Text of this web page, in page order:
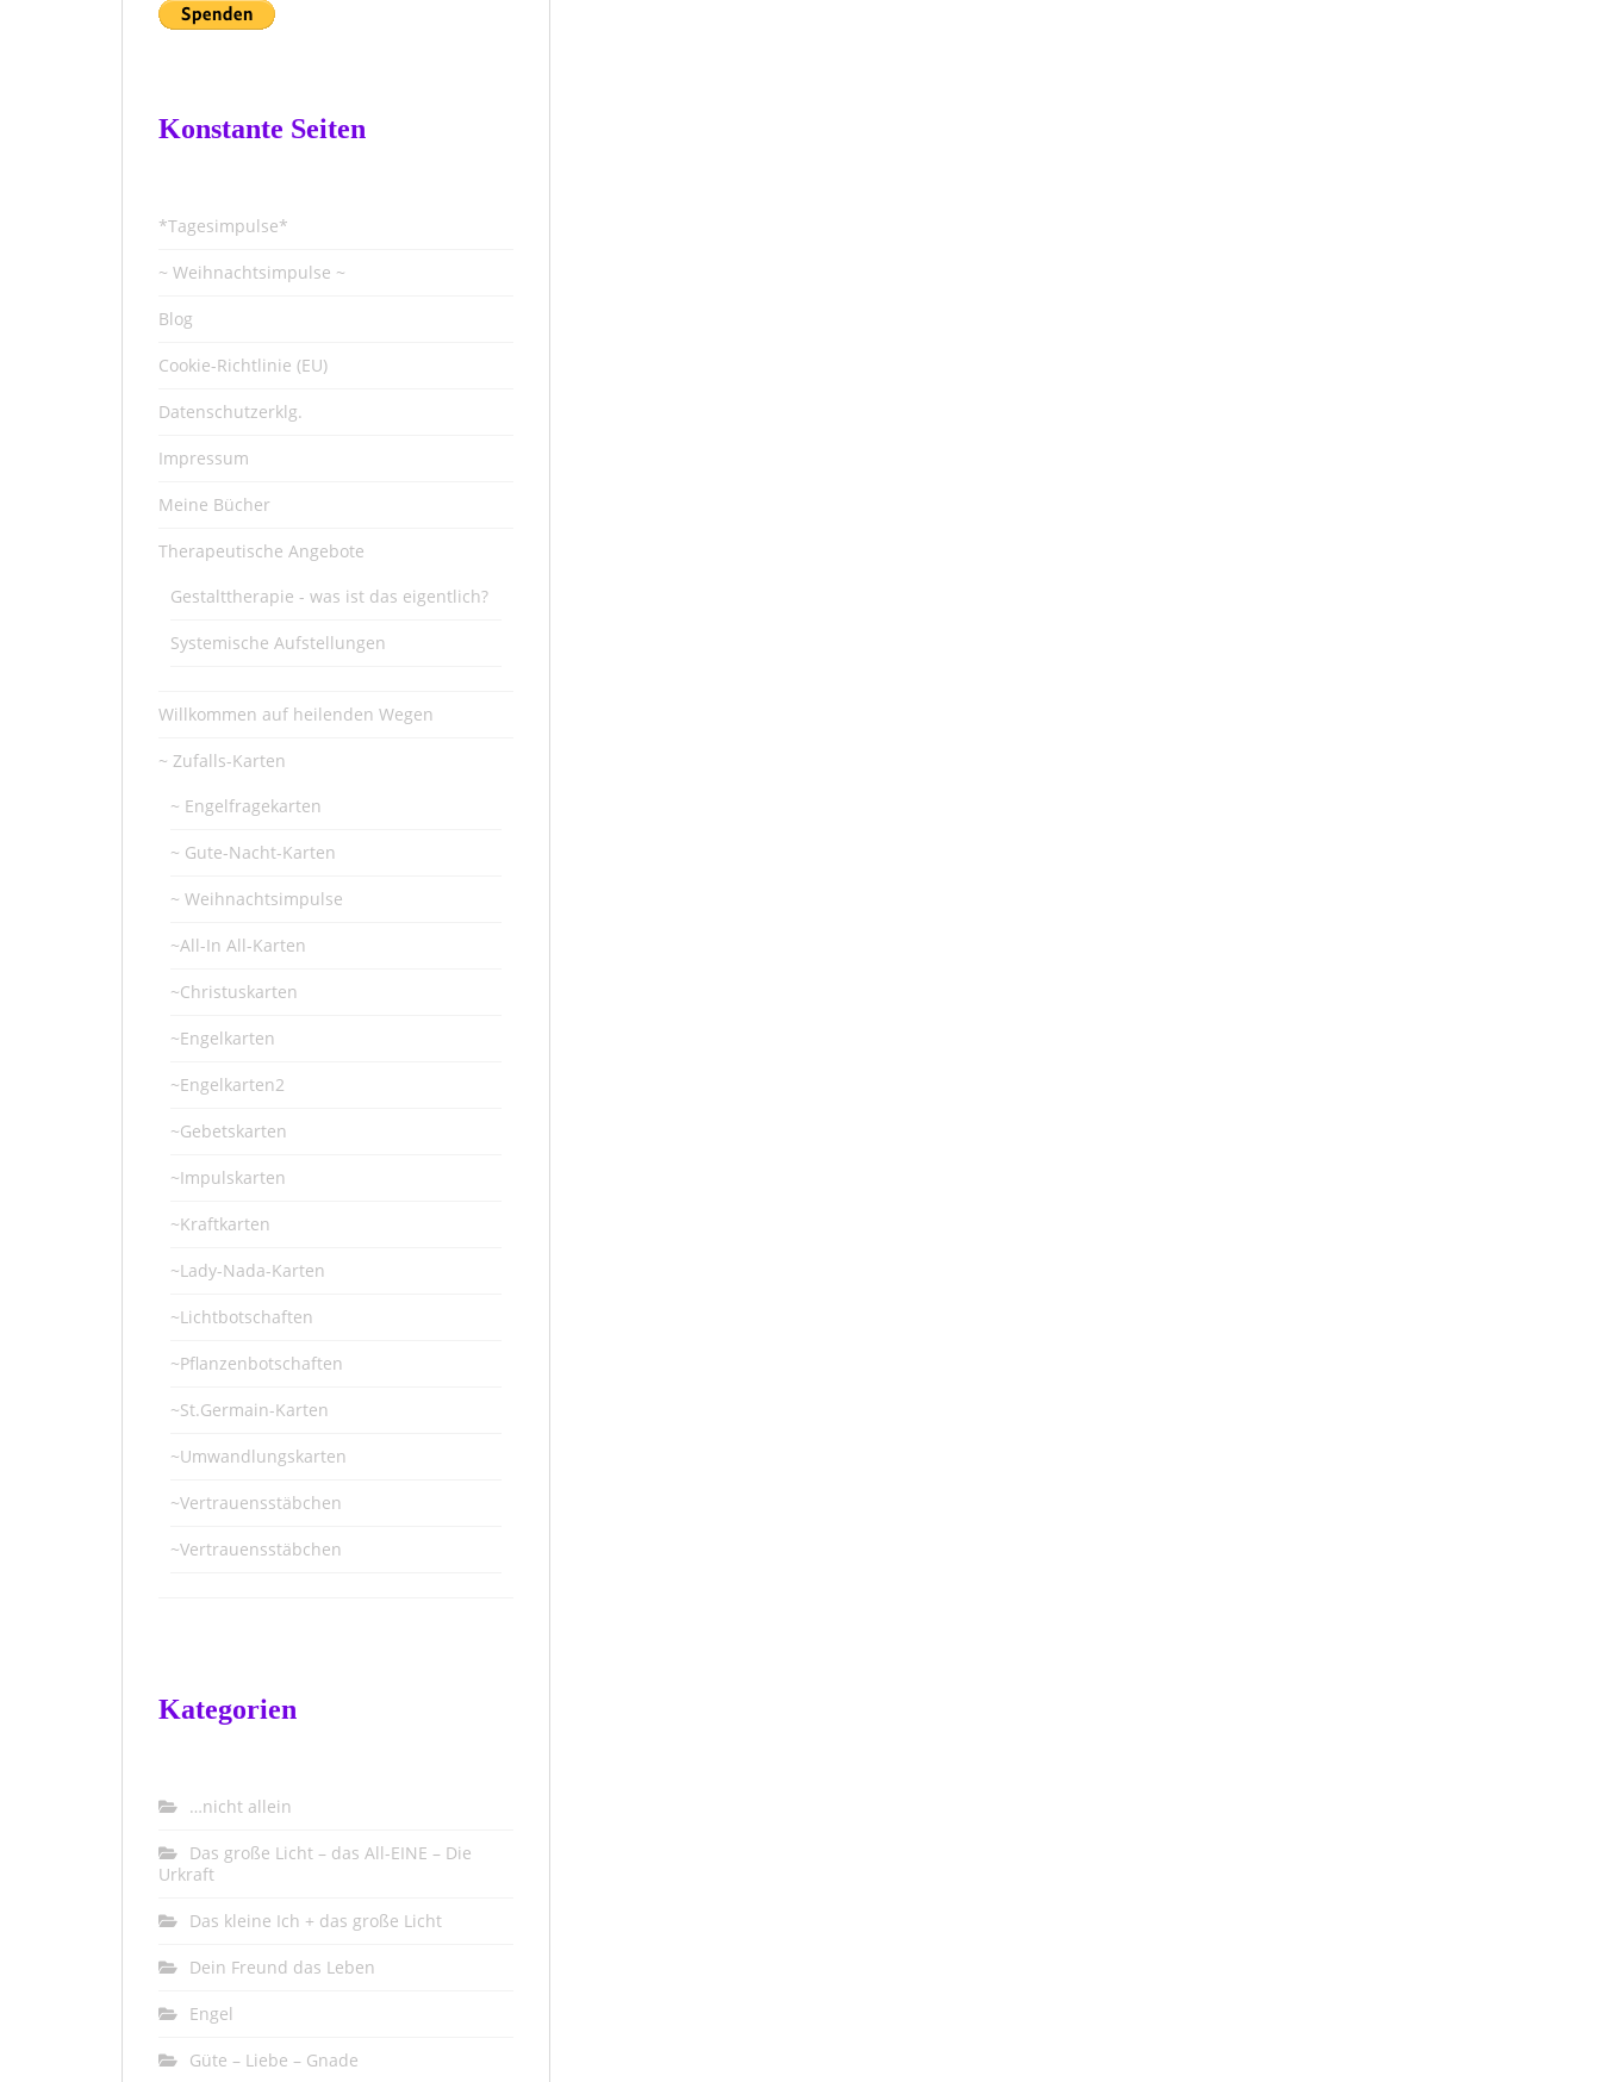
Konstante Seiten
*Tagesimpulse*
~ Weihnachtsimpulse ~
Blog
Cookie-Richtlinie (EU)
Datenschutzerklg.
Impressum
Meine Bücher
Therapeutische Angebote
Gestalttherapie - was ist das eigentlich?
Systemische Aufstellungen
Willkommen auf heilenden Wegen
~ Zufalls-Karten
~ Engelfragekarten
~ Gute-Nacht-Karten
~ Weihnachtsimpulse
~All-In All-Karten
~Christuskarten
~Engelkarten
~Engelkarten2
~Gebetskarten
~Impulskarten
~Kraftkarten
~Lady-Nada-Karten
~Lichtbotschaften
~Pflanzenbotschaften
~St.Germain-Karten
~Umwandlungskarten
~Vertrauensstäbchen
~Vertrauensstäbchen
Kategorien
…nicht allein
Das große Licht – das All-EINE – Die
Urkraft
Das kleine Ich + das große Licht
Dein Freund das Leben
Engel
Güte – Liebe – Gnade